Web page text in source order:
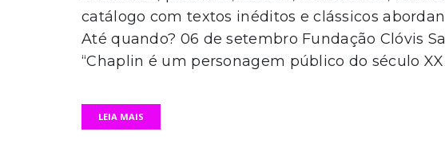
catálogo com textos inéditos e clássicos
Até quando? 06 de setembro Fundação Clóvis
“Chaplin é um personagem público do século XX
LEIA MAIS